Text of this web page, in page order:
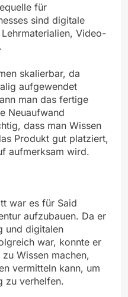
für
sind digitale
Video-
skalierbar, da
aufgewendet
man das fertige
Neuaufwand
dass man Wissen
Produkt gut platziert,
aufmerksam wird.
war es für Said
aufzubauen. Da er
und digitalen
war, konnte er
Wissen machen,
vermitteln kann, um
zu verhelfen.